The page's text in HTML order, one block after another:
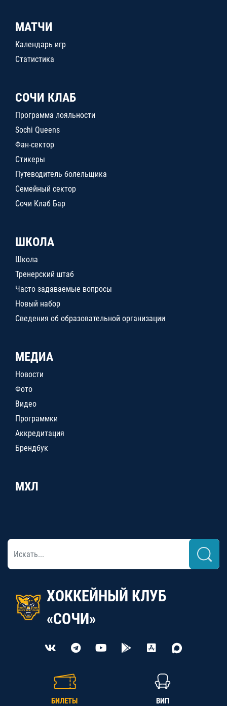
МАТЧИ
Календарь игр
Статистика
СОЧИ КЛАБ
Программа лояльности
Sochi Queens
Фан-сектор
Стикеры
Путеводитель болельщика
Семейный сектор
Сочи Клаб Бар
ШКОЛА
Школа
Тренерский штаб
Часто задаваемые вопросы
Новый набор
Сведения об образовательной организации
МЕДИА
Новости
Фото
Видео
Программки
Аккредитация
Брендбук
МХЛ
ХОККЕЙНЫЙ КЛУБ
«СОЧИ»
БИЛЕТЫ ВИП